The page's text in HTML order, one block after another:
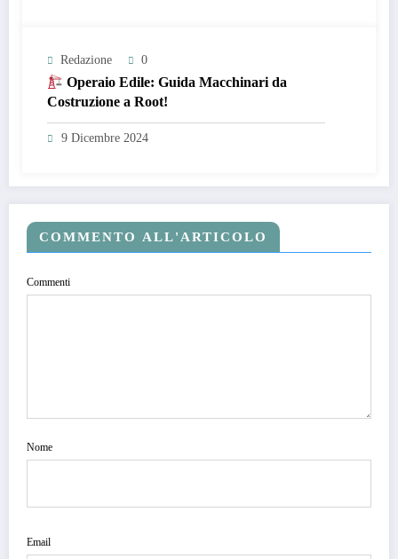
Redazione 0
Operaio Edile: Guida Macchinari da
Costruzione a Root!
9 Dicembre 2024
COMMENTO ALL'ARTICOLO
Commenti
Nome
Email